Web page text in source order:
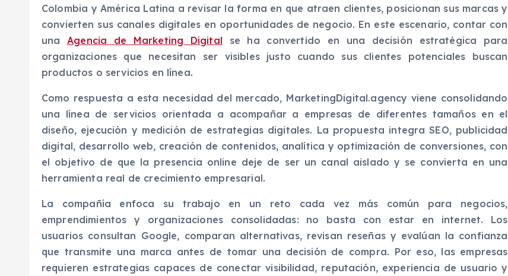
Colombia y América Latina a revisar la forma en que atraen clientes, posicionan sus marcas y
convierten sus canales digitales en oportunidades de negocio. En este escenario, contar con
unaAgencia de Marketing Digital se ha convertido en una decisión estratégica para
organizaciones que necesitan ser visibles justo cuando sus clientes potenciales buscan
productos o servicios en línea.
Como respuesta a esta necesidad del mercado, MarketingDigital.agency viene consolidando
una línea de servicios orientada a acompañar a empresas de diferentes tamaños en el
diseño, ejecución y medición de estrategias digitales. La propuesta integra SEO, publicidad
digital, desarrollo web, creación de contenidos, analítica y optimización de conversiones, con
el objetivo de que la presencia online deje de ser un canal aislado y se convierta en una
herramienta real de crecimiento empresarial.
La compañía enfoca su trabajo en un reto cada vez más común para negocios,
emprendimientos y organizaciones consolidadas: no basta con estar en internet. Los
usuarios consultan Google, comparan alternativas, revisan reseñas y evalúan la confianza
que transmite una marca antes de tomar una decisión de compra. Por eso, las empresas
requieren estrategias capaces de conectar visibilidad, reputación, experiencia de usuario y